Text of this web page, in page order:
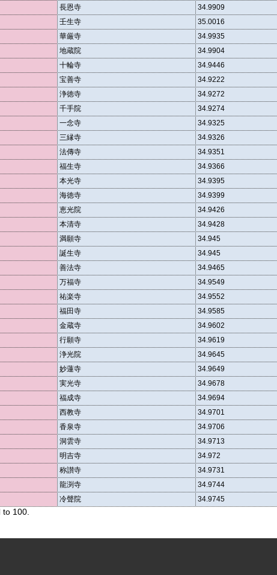
長恩寺 34.9909
壬生寺 35.0016
華厳寺 34.9935
地蔵院 34.9904
十輪寺 34.9446
宝善寺 34.9222
浄徳寺 34.9272
千手院 34.9274
一念寺 34.9325
三縁寺 34.9326
法傳寺 34.9351
福生寺 34.9366
本光寺 34.9395
海徳寺 34.9399
恵光院 34.9426
本清寺 34.9428
満願寺 34.945
誕生寺 34.945
善法寺 34.9465
万福寺 34.9549
祐楽寺 34.9552
福田寺 34.9585
金蔵寺 34.9602
行願寺 34.9619
浄光院 34.9645
妙蓮寺 34.9649
実光寺 34.9678
福成寺 34.9694
西教寺 34.9701
香泉寺 34.9706
洞雲寺 34.9713
明吉寺 34.972
称讃寺 34.9731
龍渕寺 34.9744
冷聲院 34.9745
100.